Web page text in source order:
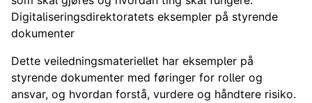
Digitaliseringsdirektoratets eksempler på styrende
dokumenter
Dette veiledningsmateriellet har eksempler på
styrende dokumenter med føringer for roller og
ansvar, og hvordan forstå, vurdere og håndtere risiko.